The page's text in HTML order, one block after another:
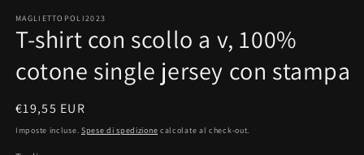
MAGLIETTOPOLI2023
T-shirt con scollo a v, 100%
cotone single jersey con stampa
Prezzo
di
€19,55 EUR
Imposte incluse. Spese di spedizione calcolate al check-out.